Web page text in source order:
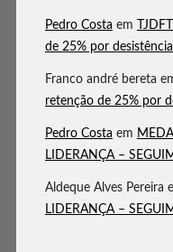
Pedro Costa em
de 25% por
Franco andré bereta
retenção de 25% por
Pedro Costa em
LIDERANÇA –
Aldeque Alves Pereira
LIDERANÇA –